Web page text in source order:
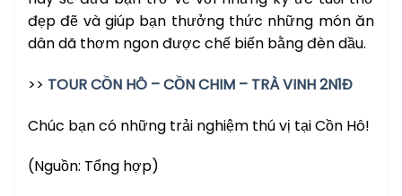
đẹp đẽ và giúp bạn thưởng thức những món ăn
dân dã thơm ngon được chế biến bằng đèn dầu.
>> TOUR CỒN HÔ – CỒN CHIM – TRÀ VINH 2N1Đ
Chúc bạn có những trải nghiệm thú vị tại Cồn Hô!
(Nguồn: Tổng hợp)